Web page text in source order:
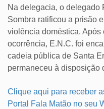
Na delegacia, o delegado
Sombra ratificou a prisão
violência doméstica. Após
ocorrência, E.N.C. foi
cadeia pública de Santa
permaneceu à disposição
Clique aqui para receber
Portal Fala Matão no seu